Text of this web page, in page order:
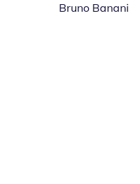
Bruno Banani